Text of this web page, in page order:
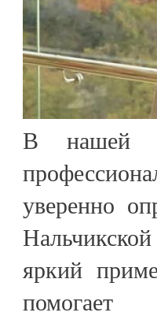
В нашей
уверенно
яркий
помогает